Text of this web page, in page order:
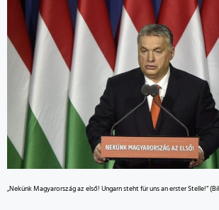
„Nekünk Magyarország az első! Ungarn steht für uns an erster Stelle!“